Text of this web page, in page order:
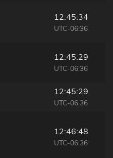
12:45:34
UTC-06:36
12:45:29
UTC-06:36
12:45:29
UTC-06:36
12:46:48
UTC-06:36